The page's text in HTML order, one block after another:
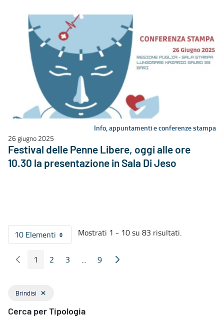
Info, appuntamenti e conferenze stampa
26 giugno 2025
Festival delle Penne Libere, oggi alle ore
10.30 la presentazione in Sala Di Jeso
10 ElementiPer pagina
Mostrati 1 - 10 su 83 risultati.
Pagina Precedente
Pagina
1 Pagina
2 Pagina
3 ...
Pagine intermedie
Pagina
9 Pagina Seguente
Brindisi
Cerca per Tipologia